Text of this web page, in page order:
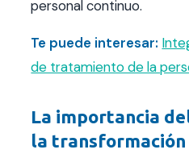
personal continuo.
Te puede interesar:
de tratamiento de la
La importancia
la transformación